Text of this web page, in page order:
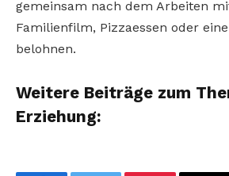
gemeinsam nach dem Arbeiten
Familienfilm, Pizzaessen oder
belohnen.
Weitere Beiträge zum
Erziehung: